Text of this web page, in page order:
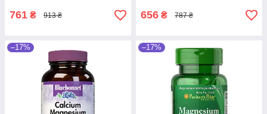
761 ₴ 913 ₴ 656 ₴ 787 ₴
–17% –17%